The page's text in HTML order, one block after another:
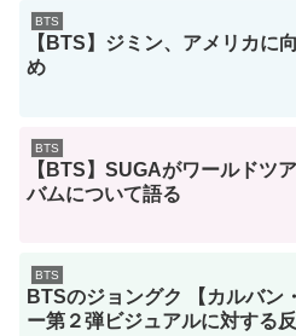
BTS
【BTS】ジミン、アメリカに
め
BTS
【BTS】SUGAがワールドツ
バムについて語る
BTS
BTSのジョングク 【カルバン
ー第２弾ビジュアルに対する